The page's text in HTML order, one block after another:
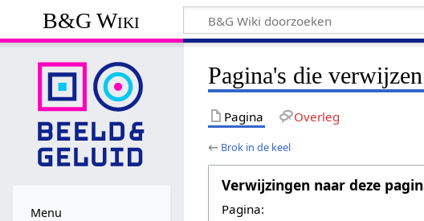
B&G Wiki
Pagina's die
Pagina Overleg
← Brok in de keel
Verwijzingen naar deze
Pagina:
Menu